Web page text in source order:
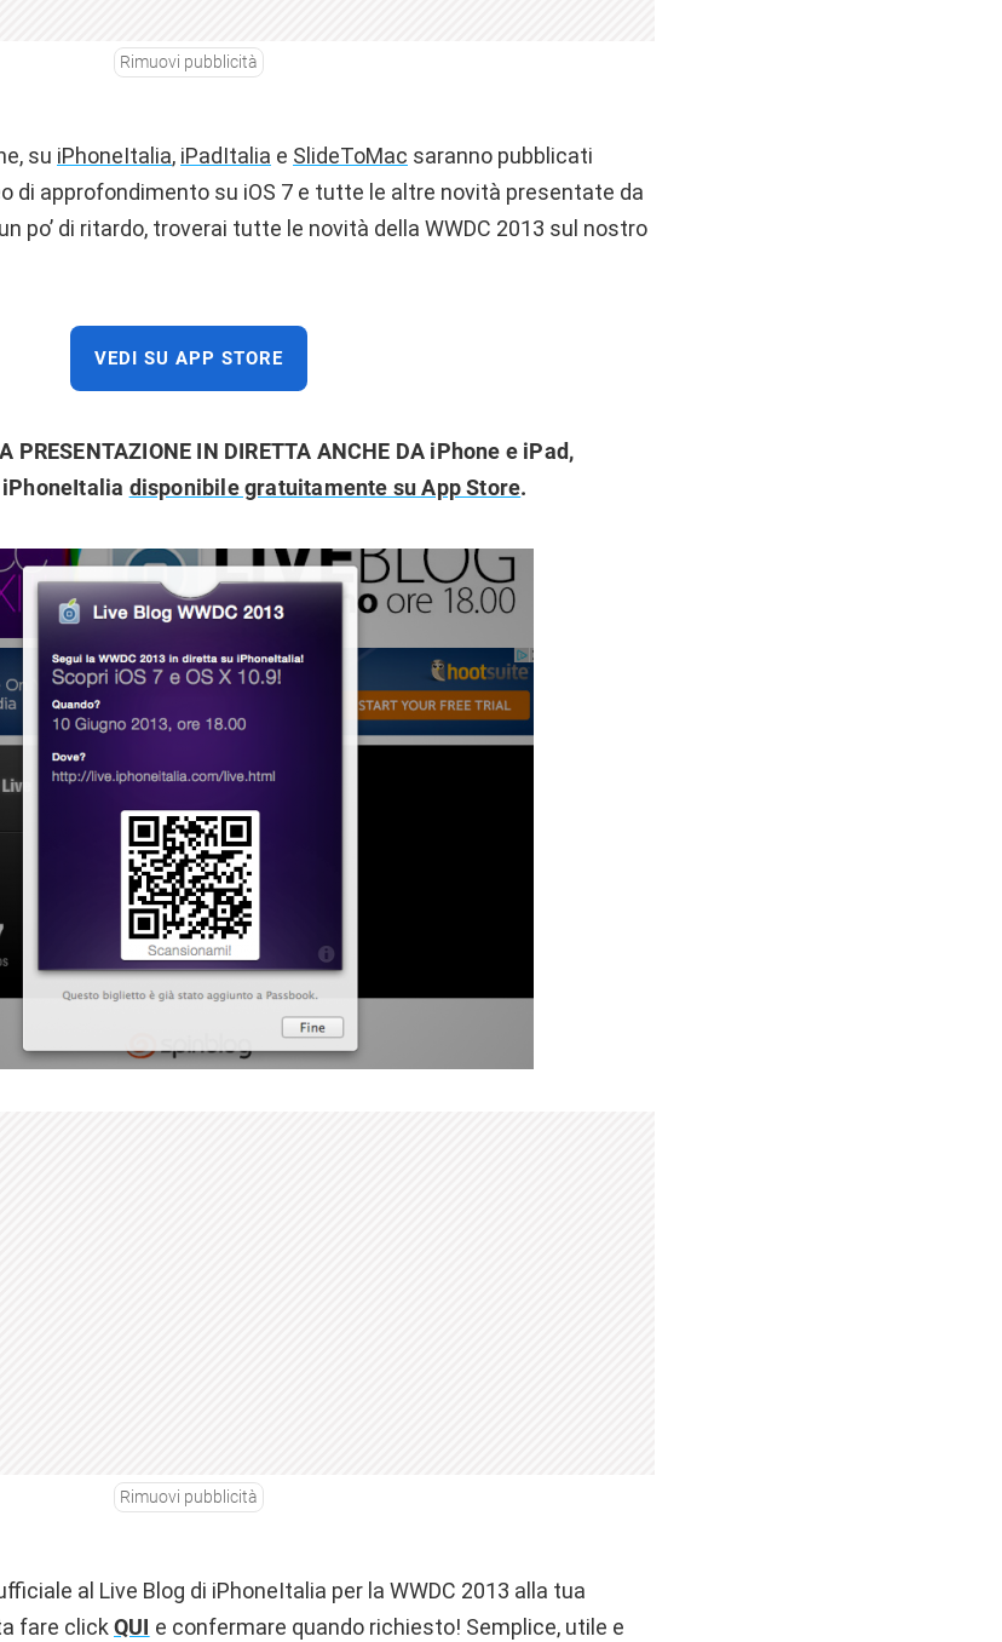
Rimuovi pubblicità
su iPhoneItalia, iPadItalia e SlideToMac saranno pubblicati
di approfondimento su iOS 7 e tutte le altre novità presentate da
po’ di ritardo, troverai tutte le novità della WWDC 2013 sul nostro
VEDI SU APP STORE
PRESENTAZIONE IN DIRETTA ANCHE DA iPhone e iPad,
disponibile gratuitamente su App Store.
Rimuovi pubblicità
al Live Blog di iPhoneItalia per la WWDC 2013 alla tua
fare click QUI e confermare quando richiesto! Semplice, utile e